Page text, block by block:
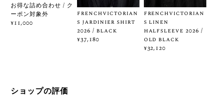
お得な詰め合わせ / ク
ーポン対象外
¥11,000
frenchvictorian
s jardinier shirt
2026 / black
¥37,180
frenchvictorian
s linen
halfsleeve 2026 /
old black
¥32,120
ショップの評価